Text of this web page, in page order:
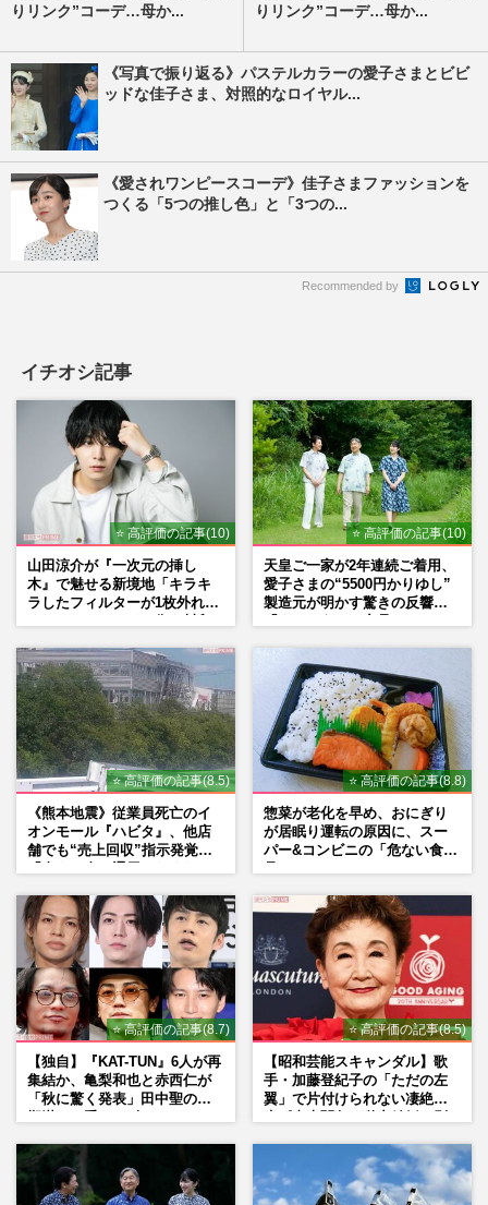
りリンク”コーデ…母か...
りリンク”コーデ…母か...
《写真で振り返る》パステルカラーの愛子さまとビビ
ッドな佳子さま、対照的なロイヤル...
《愛されワンピースコーデ》佳子さまファッションを
つくる「5つの推し色」と「3つの...
Recommended by
イチオシ記事
⭐ 高評価の記事(10)
山田涼介が『一次元の挿し
木』で魅せる新境地「キラキ
ラしたフィルターが1枚外れて
⭐ 高評価の記事(10)
天皇ご一家が2年連続ご着用、
愛子さまの“5500円かりゆし”
製造元が明かす驚きの反響
⭐ 高評価の記事(8.5)
《熊本地震》従業員死亡のイ
オンモール『ハビタ』、他店
舗でも“売上回収”指示発覚で
⭐ 高評価の記事(8.8)
惣菜が老化を早め、おにぎり
が居眠り運転の原因に、スー
パー&コンビニの「危ない食
⭐ 高評価の記事(8.7)
【独自】『KAT-TUN』6人が再
集結か、亀梨和也と赤西仁が
「秋に驚く発表」田中聖の刑
⭐ 高評価の記事(8.5)
【昭和芸能スキャンダル】歌
手・加藤登紀子の「ただの左
翼」で片付けられない凄絶半